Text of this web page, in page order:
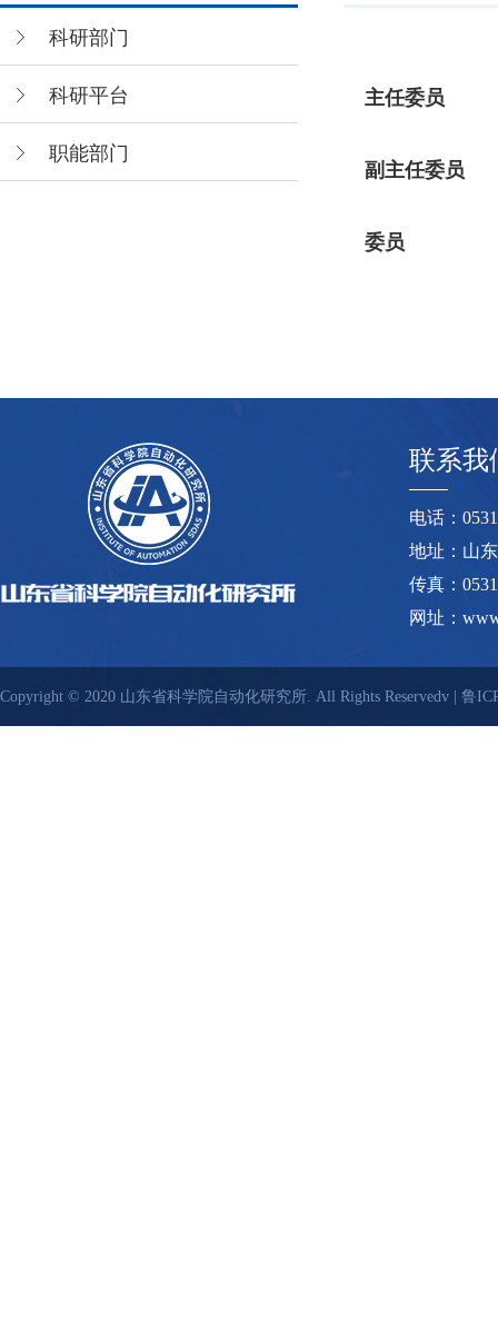
科研部门
科研平台
职能部门
主任委员
副主任委员
委员
联系我
电话：
地址：山
传真：
网址：
Copyright © 2020 山东省科学院自动化研究所. All Rights Reservedv | 鲁